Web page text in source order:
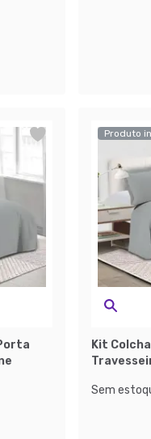
Produto
Kit
Sem